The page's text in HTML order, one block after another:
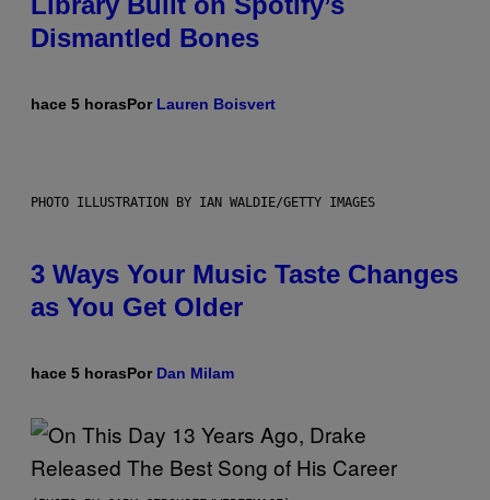
Dismantled Bones
hace 5 horasPor Lauren Boisvert
PHOTO ILLUSTRATION BY IAN WALDIE/GETTY IMAGES
3 Ways Your Music Taste Changes
as You Get Older
hace 5 horasPor Dan Milam